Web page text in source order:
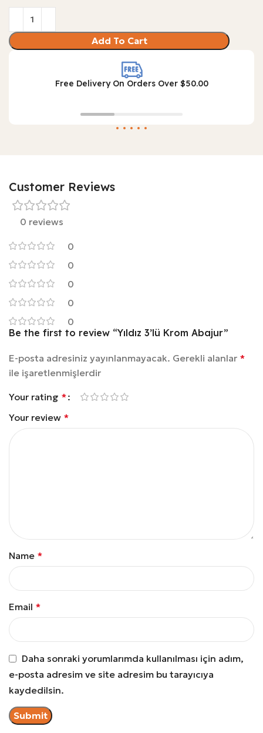
Add To Cart
Free Delivery On Orders Over $50.00
Customer Reviews
0 reviews
0
0
0
0
0
Be the first to review “Yıldız 3’lü Krom Abajur”
E-posta adresiniz yayınlanmayacak. Gerekli alanlar *
ile işaretlenmişlerdir
Your rating *
Your review *
Name *
Email *
Daha sonraki yorumlarımda kullanılması için adım,
e-posta adresim ve site adresim bu tarayıcıya
kaydedilsin.